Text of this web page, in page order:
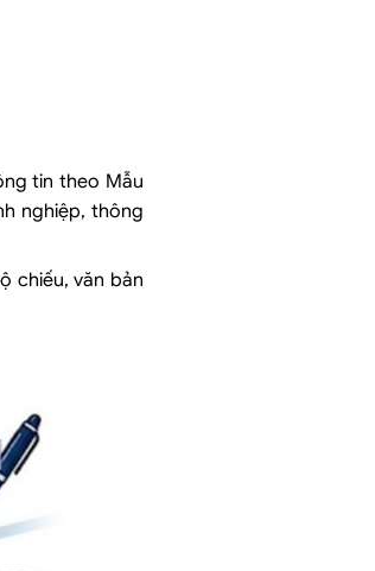
tin theo Mẫu
nghiệp, thông
chiếu, văn bản